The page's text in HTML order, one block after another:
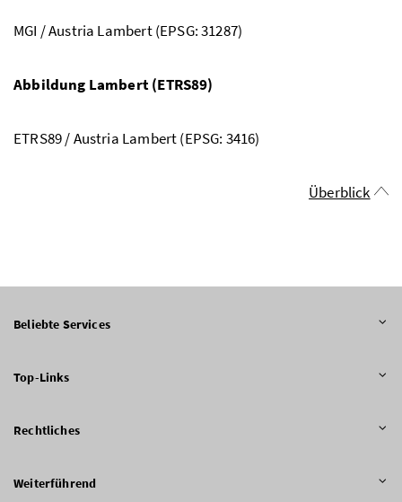
MGI / Austria Lambert (EPSG: 31287)
Abbildung Lambert (ETRS89)
ETRS89 / Austria Lambert (EPSG: 3416)
Überblick
Beliebte Services
Top-Links
Rechtliches
Weiterführend